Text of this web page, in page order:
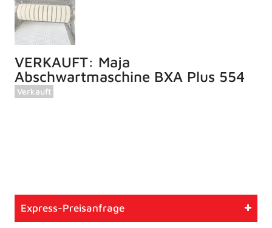
VERKAUFT: Maja
Abschwartmaschine BXA Plus 554
Verkauft
Zustand
Express-Preisanfrage